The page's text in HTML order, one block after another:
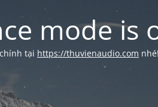
mode is
tại https://thuvienaudio.com